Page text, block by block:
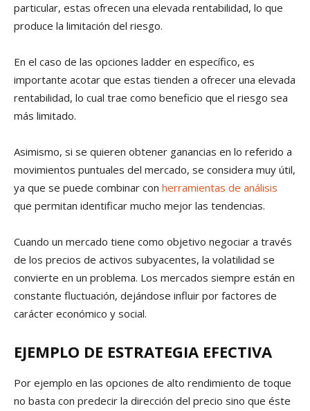
particular, estas ofrecen una elevada rentabilidad, lo que
produce la limitación del riesgo.
En el caso de las opciones ladder en específico, es
importante acotar que estas tienden a ofrecer una elevada
rentabilidad, lo cual trae como beneficio que el riesgo sea
más limitado.
Asimismo, si se quieren obtener ganancias en lo referido a
movimientos puntuales del mercado, se considera muy útil,
ya que se puede combinar con herramientas de análisis
que permitan identificar mucho mejor las tendencias.
Cuando un mercado tiene como objetivo negociar a través
de los precios de activos subyacentes, la volatilidad se
convierte en un problema. Los mercados siempre están en
constante fluctuación, dejándose influir por factores de
carácter económico y social.
EJEMPLO DE ESTRATEGIA EFECTIVA
Por ejemplo en las opciones de alto rendimiento de toque
no basta con predecir la dirección del precio sino que éste